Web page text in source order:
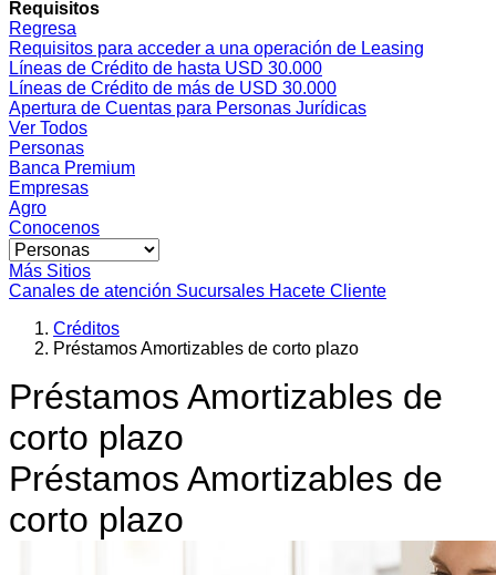
Requisitos
Regresa
Requisitos para acceder a una operación de Leasing
Líneas de Crédito de hasta USD 30.000
Líneas de Crédito de más de USD 30.000
Apertura de Cuentas para Personas Jurídicas
Ver Todos
Personas
Banca Premium
Empresas
Agro
Conocenos
Más Sitios
Canales de atención Sucursales Hacete Cliente
Créditos
Préstamos Amortizables de corto plazo
Préstamos Amortizables de
corto plazo
Préstamos Amortizables de
corto plazo